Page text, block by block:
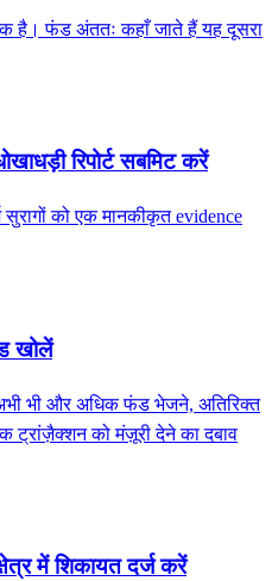
है। फंड अंततः कहाँ जाते हैं यह दूसरा
रिपोर्ट सबमिट करें
सुरागों को एक मानकीकृत evidence
खोलें
भी और अधिक फंड भेजने, अतिरिक्त
को मंज़ूरी देने का दबाव
में शिकायत दर्ज करें